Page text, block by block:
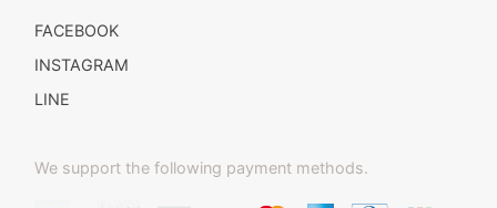
FACEBOOK
INSTAGRAM
LINE
We support the following payment methods.